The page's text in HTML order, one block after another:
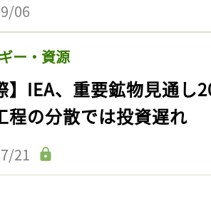
06
ー・資源
】IEA、重要鉱物見通
程の分散では投資遅れ
21